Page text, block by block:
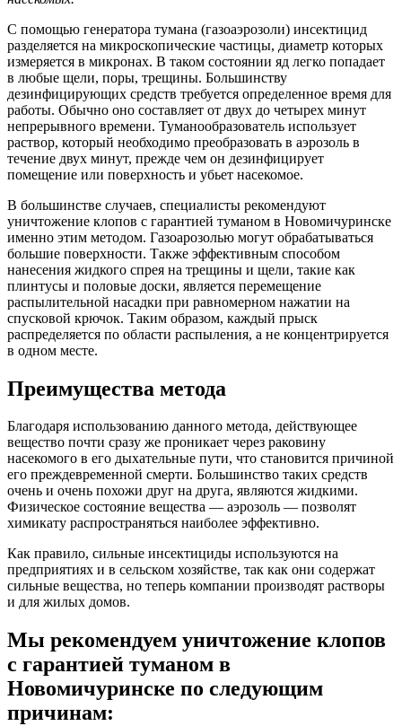
С помощью генератора тумана (газоаэрозоли) инсектицид
разделяется на микроскопические частицы, диаметр которых
измеряется в микронах. В таком состоянии яд легко попадает
в любые щели, поры, трещины. Большинству
дезинфицирующих средств требуется определенное время для
работы. Обычно оно составляет от двух до четырех минут
непрерывного времени. Туманообразователь использует
раствор, который необходимо преобразовать в аэрозоль в
течение двух минут, прежде чем он дезинфицирует
помещение или поверхность и убьет насекомое.
В большинстве случаев, специалисты рекомендуют
уничтожение клопов с гарантией туманом в Новомичуринске
именно этим методом. Газоарозолью могут обрабатываться
большие поверхности. Также эффективным способом
нанесения жидкого спрея на трещины и щели, такие как
плинтусы и половые доски, является перемещение
распылительной насадки при равномерном нажатии на
спусковой крючок. Таким образом, каждый прыск
распределяется по области распыления, а не концентрируется
в одном месте.
Преимущества метода
Благодаря использованию данного метода, действующее
вещество почти сразу же проникает через раковину
насекомого в его дыхательные пути, что становится причиной
его преждевременной смерти. Большинство таких средств
очень и очень похожи друг на друга, являются жидкими.
Физическое состояние вещества — аэрозоль — позволят
химикату распространяться наиболее эффективно.
Как правило, сильные инсектициды используются на
предприятиях и в сельском хозяйстве, так как они содержат
сильные вещества, но теперь компании производят растворы
и для жилых домов.
Мы рекомендуем уничтожение клопов
с гарантией туманом в
Новомичуринске по следующим
причинам: